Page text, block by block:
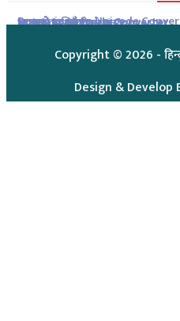
Romanized to Unicode
Preeti to Unicode Converter
Unicode to Preeti Converter
आजको राशिफल
आजको सुनचाँदीको मुल्य
Copyright ©2026 -
Design & Develop